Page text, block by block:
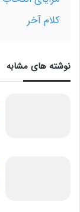
کلام آخر
نوشته های مشابه